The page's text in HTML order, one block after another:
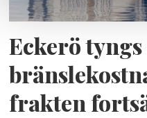
Eckerö tyngs
frakten